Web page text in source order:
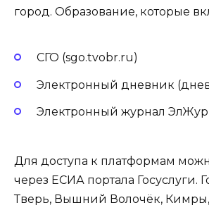
город. Образование, которые
СГО (sgo.tvobr.ru)
Электронный дневник
Электронный журнал ЭлЖур
Для доступа к платформам
через ЕСИА портала Госуслуги.
Тверь, Вышний Волочёк,